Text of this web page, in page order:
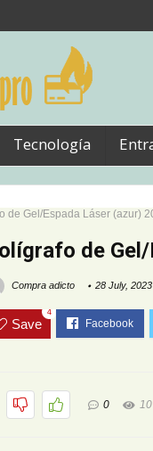
Tecnología
de Gel/Espada Láser (azur)
de
Compra adicto 28 July, 2023
Save
4
0 10